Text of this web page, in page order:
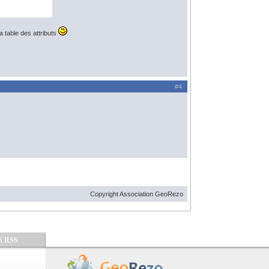
table des attributs
#4
Copyright Association GeoRezo
RSS